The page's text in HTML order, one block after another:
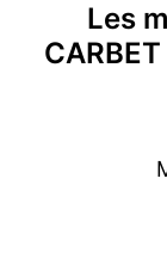
Les